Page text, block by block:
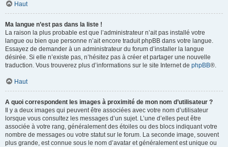
Haut
Ma langue n’est pas dans la liste !
La raison la plus probable est que l’administrateur n’ait pas installé votre
langue ou bien que personne n’ait encore traduit phpBB dans votre langue.
Essayez de demander à un administrateur du forum d’installer la langue
désirée. Si elle n’existe pas, n’hésitez pas à créer et partager une nouvelle
traduction. Vous trouverez plus d’informations sur le site Internet de phpBB®.
Haut
A quoi correspondent les images à proximité de mon nom d’utilisateur ?
Il y a deux images qui peuvent être associées avec votre nom d’utilisateur
lorsque vous consultez les messages d’un sujet. L’une d’elles peut être
associée à votre rang, généralement des étoiles ou des blocs indiquant votre
nombre de messages ou votre statut sur le forum. La seconde image, souvent
plus grande, est connue sous le nom d’avatar et généralement est unique ou